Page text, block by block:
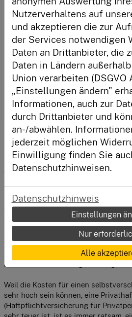
Anmelden
Neu hier?
Registriere dich und habe deinen
Blick.
Registrieren
Für den Ernstfall
Eine Haftpflichtversicherung braucht
dass man selbst Schäden
Kosten dafür. Sie ist eine besonders
Versicherung, weil sie nicht nur die
Gegenständen bezahlt, sondern
entstehen, wenn durch unsere
wurde. Hier kann es unter
gehen, zum Beispiel wenn einer
Person eine lebenslange Rente
Weil die Kosten für einen
sehr hoch sein können, eine
(Haftpflichtversicherung für
Nutzerverhaltens auf
und akzeptieren die zur
der Services notwendigen
Daten an Drittanbieter, die
Daten in Ländern
Union verarbeiten (DSGVO
„Einstellungen ändern"
Informationen, auch zur
durch Drittanbieter und
an-/abwählen.
jederzeit möglichen
Einwilligung finden Sie
Datenschutzhinweisen.
Datenschutzhinweis
Einstellungen
Nur
Alle